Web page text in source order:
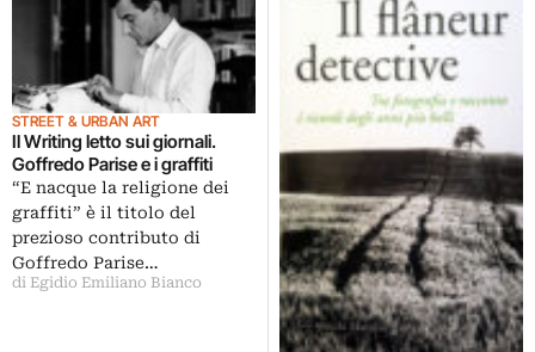
STREET & URBAN ART
Il Writing letto sui giornali.
Goffredo Parise e i graffiti
“E nacque la religione dei
graffiti” è il titolo del
prezioso contributo di
Goffredo Parise…
di Egidio Emiliano Bianco